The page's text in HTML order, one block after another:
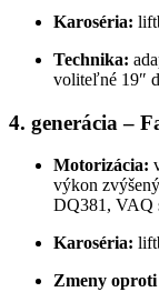
Karoséria:
Technika:
voliteľné 19″
4. generácia –
Motorizácia:
výkon
DQ381, VAQ
Karoséria:
Zmeny